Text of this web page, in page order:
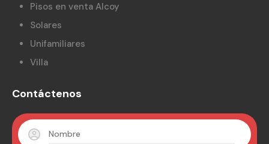
Pisos en venta Alcoy
Solares
Unifamiliares
Villa
Contáctenos